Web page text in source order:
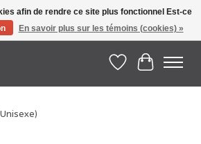
|info@lepedalier.com| 1-418-986-2965
Liste dePanier
afin de rendre ce site plus fonctionnel Est-ce
En savoir plus sur les témoins (cookies) »